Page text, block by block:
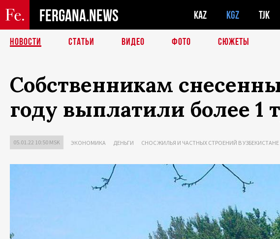
FERGANA.NEWS KAZ KGZ TJK
НОВОСТИ СТАТЬИ ВИДЕО ФОТО СЮЖЕТЫ
Собственникам
году выплатили более 1
05.01.22 10:50 MSK ЭКОНОМИКА ДЕНЬГИ СНОС ЖИЛЬЯ И ЧАСТНЫХ СТРОЕНИЙ В УЗБЕКИСТАНЕ